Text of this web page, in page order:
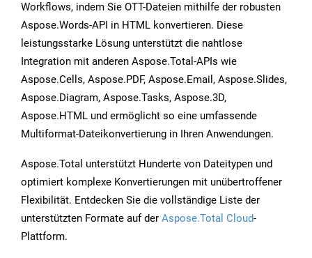
Workflows, indem Sie OTT-Dateien mithilfe der robusten
Aspose.Words-API in HTML konvertieren. Diese
leistungsstarke Lösung unterstützt die nahtlose
Integration mit anderen Aspose.Total-APIs wie
Aspose.Cells, Aspose.PDF, Aspose.Email, Aspose.Slides,
Aspose.Diagram, Aspose.Tasks, Aspose.3D,
Aspose.HTML und ermöglicht so eine umfassende
Multiformat-Dateikonvertierung in Ihren Anwendungen.
Aspose.Total unterstützt Hunderte von Dateitypen und
optimiert komplexe Konvertierungen mit unübertroffener
Flexibilität. Entdecken Sie die vollständige Liste der
unterstützten Formate auf der Aspose.Total Cloud-
Plattform.